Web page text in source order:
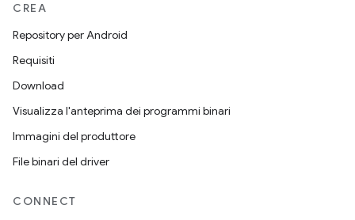
CREA
Repository per Android
Requisiti
Download
Visualizza l'anteprima dei programmi binari
Immagini del produttore
File binari del driver
CONNECT